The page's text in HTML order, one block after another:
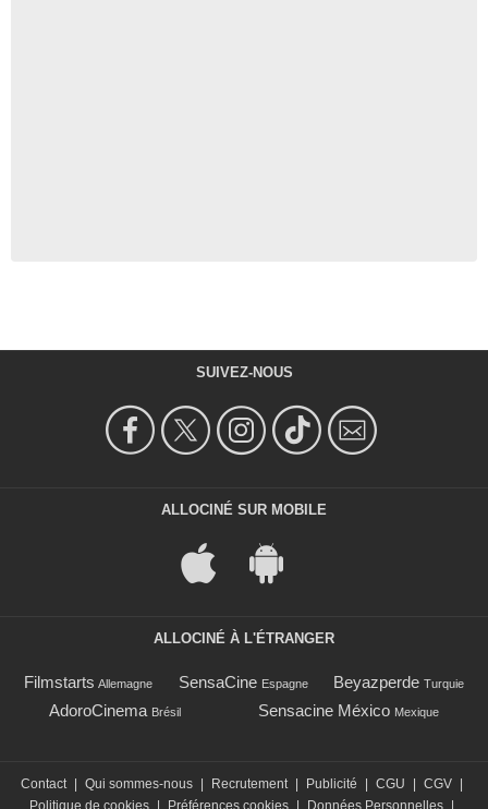
SUIVEZ-NOUS
ALLOCINÉ SUR MOBILE
ALLOCINÉ À L'ÉTRANGER
Filmstarts Allemagne SensaCine Espagne Beyazperde Turquie
AdoroCinema Brésil Sensacine México Mexique
Contact Qui sommes-nous Recrutement Publicité CGU CGV
Politique de cookies
Préférences cookies Données Personnelles